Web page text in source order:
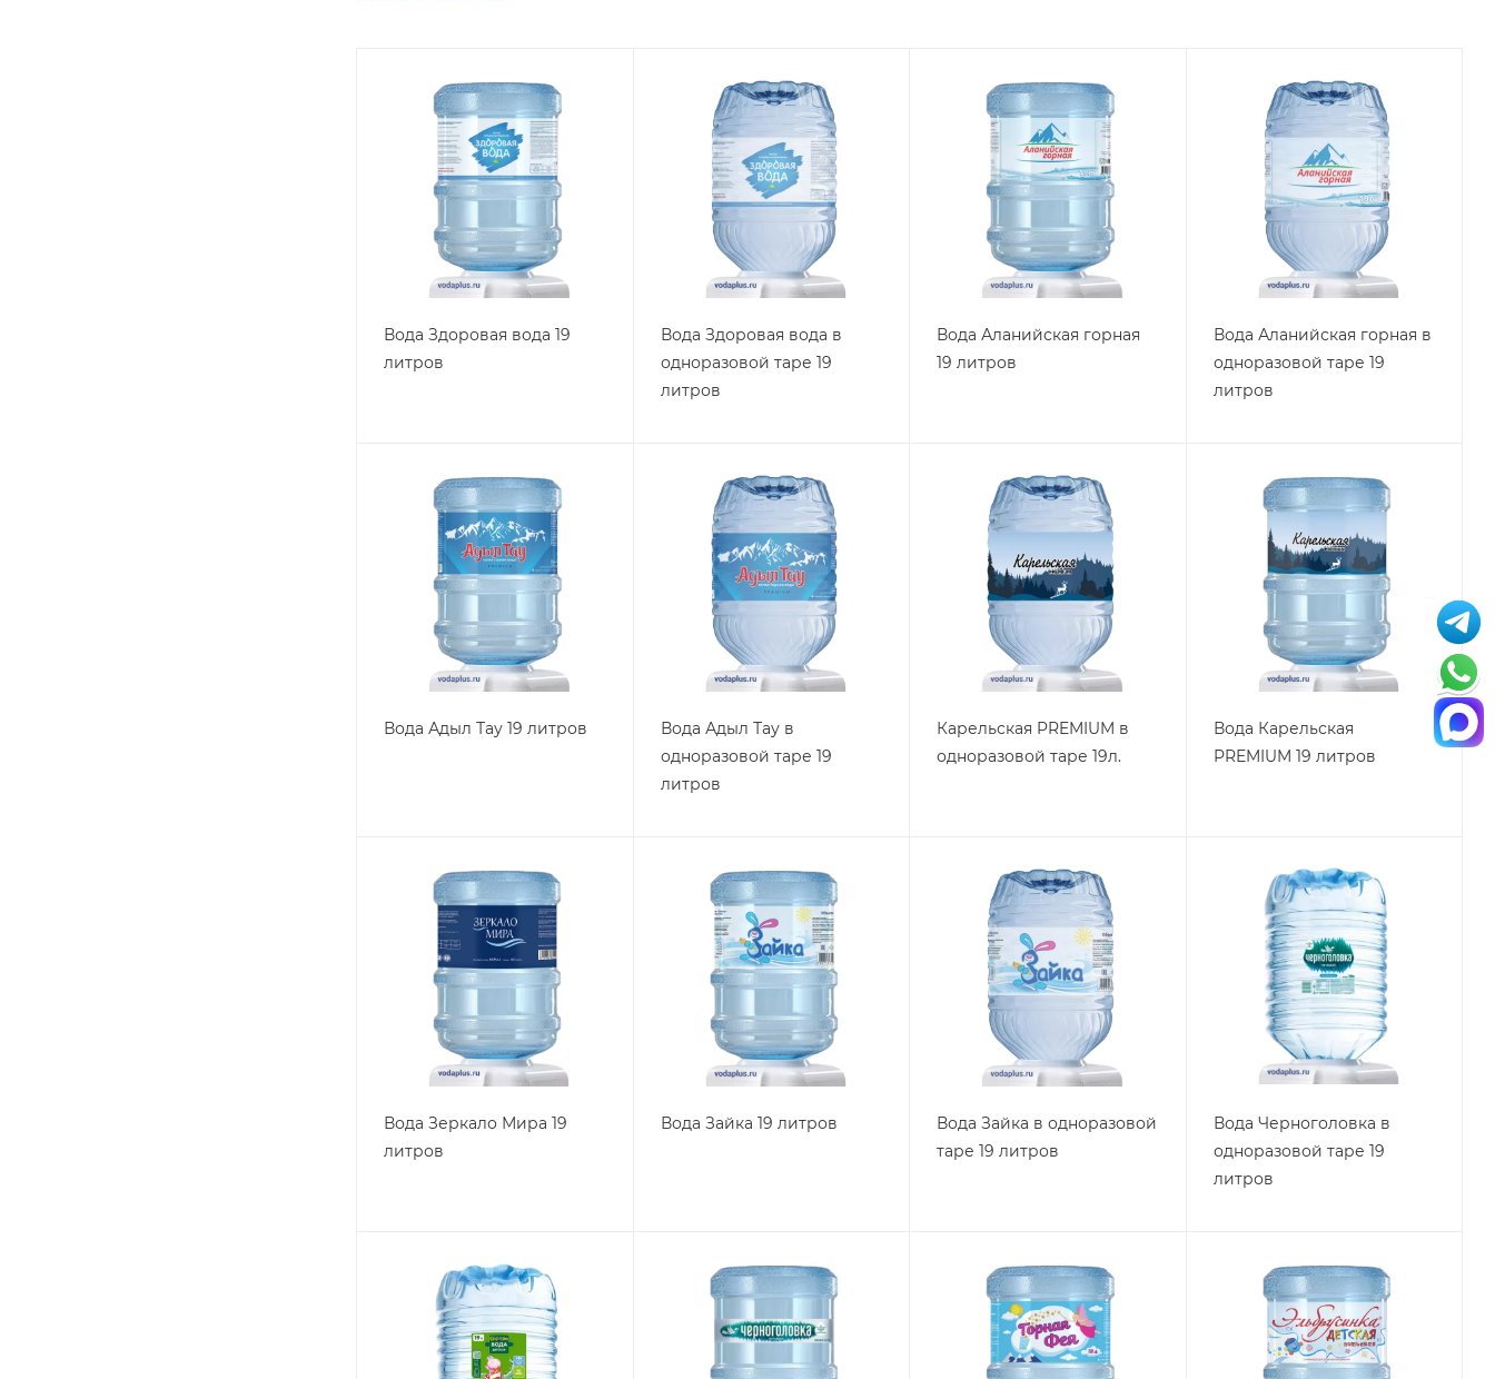
Вода Здоровая вода 19
литров
Вода Здоровая вода в
одноразовой таре 19
литров
Вода Аланийская горная
19 литров
Вода Аланийская горная в
одноразовой таре 19
литров
Вода Адыл Тау 19 литров
Вода Адыл Тау в
одноразовой таре 19
литров
Карельская PREMIUM в
одноразовой таре 19л.
Вода Карельская
PREMIUM 19 литров
Вода Зеркало Мира 19
литров
Вода Зайка 19 литров
Вода Зайка в одноразовой
таре 19 литров
Вода Черноголовка в
одноразовой таре 19
литров